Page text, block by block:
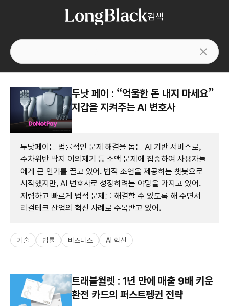
검색
두낫 페이 : “억울한 돈 내지 마세요”
지갑을 지켜주는 AI 변호사
두낫페이는 법률적인 문제 해결을 돕는 AI 기반 서비스로,
주차위반 딱지 이의제기 등 소액 문제에 집중하여 사용자들
에게 큰 인기를 끌고 있어. 법적 조언을 제공하는 챗봇으로
시작했지만, AI 변호사로 성장하려는 야망을 가지고 있어.
저렴하고 빠르게 법적 문제를 해결할 수 있도록 해 주면서
리걸테크 산업의 혁신 사례로 주목받고 있어.
기술 법률 비즈니스 AI 혁신
트래블월렛 : 1년 만에 매출 9배 키운
환전 카드의 퍼스트펭귄 전략